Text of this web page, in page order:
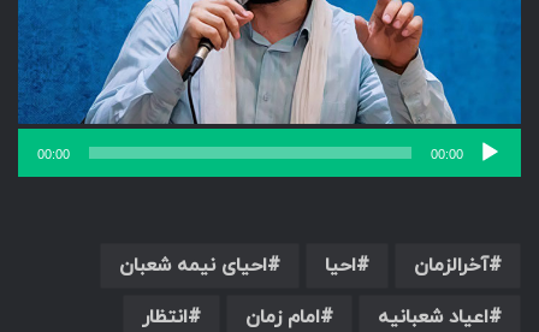
00:00
00:00
آخرالزمان احیا
احیای نیمه شعبان
اعیاد شعبانیه
امام زمان
انتظار